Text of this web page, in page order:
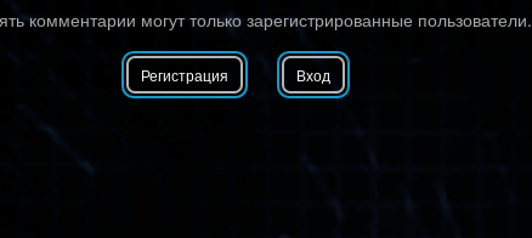
комментарии могут только зарегистрированные пользователи.
Регистрация Вход